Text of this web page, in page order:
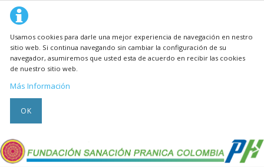
Usamos cookies para darle una mejor experiencia de navegación en nestro
sitio web. Si continua navegando sin cambiar la configuración de su
navegador, asumiremos que usted esta de acuerdo en recibir las cookies
de nuestro sitio web.
Más Información
OK